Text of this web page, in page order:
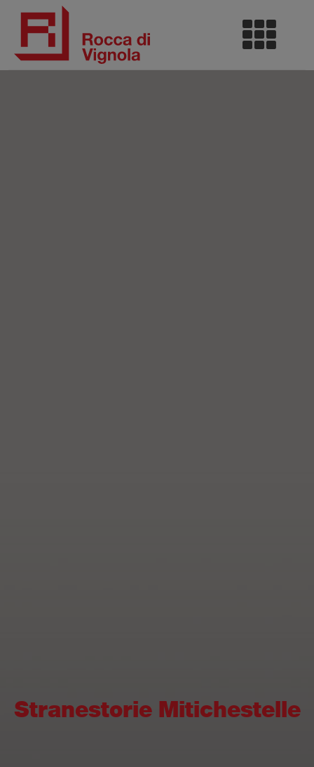
Stranestorie Mitichestelle